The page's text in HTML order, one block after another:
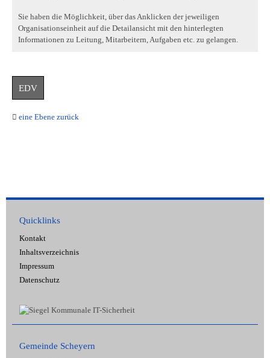
Sie haben die Möglichkeit, über das Anklicken der jeweiligen
Organisationseinheit auf die Detailansicht mit den hinterlegten
Informationen zu Leitung, Mitarbeitern, Aufgaben etc. zu gelangen.
EDV
eine Ebene zurück
Quicklinks
Kontakt
Inhaltsverzeichnis
Impressum
Datenschutz
Gemeinde Scheyern